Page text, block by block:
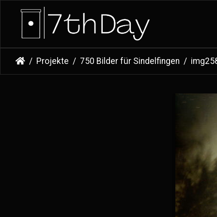
Projekte 750 Bilder für Sindelfingen